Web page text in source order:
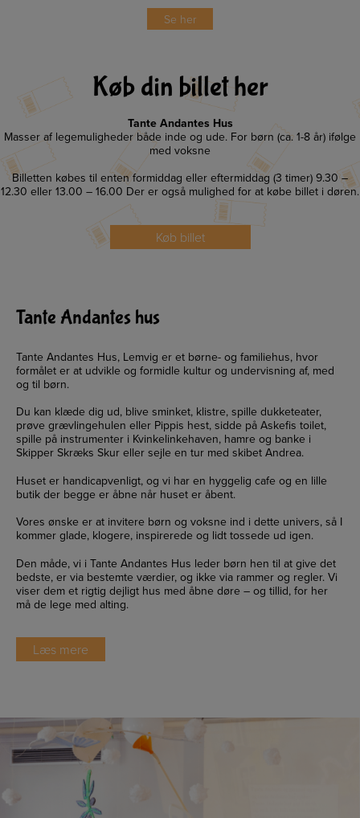
Se her
Køb din billet her
Tante Andantes Hus
Masser af legemuligheder både inde og ude. For børn (ca. 1-8 år) ifølge
med voksne
Billetten købes til enten formiddag eller eftermiddag (3 timer) 9.30 –
12.30 eller 13.00 – 16.00 Der er også mulighed for at købe billet i døren.
Køb billet
Tante Andantes hus
Tante Andantes Hus, Lemvig er et børne- og familiehus, hvor
formålet er at udvikle og formidle kultur og undervisning af, med
og til børn.
Du kan klæde dig ud, blive sminket, klistre, spille dukketeater,
prøve grævlingehulen eller Pippis hest, sidde på Askefis toilet,
spille på instrumenter i Kvinkelinkehaven, hamre og banke i
Skipper Skræks Skur eller sejle en tur med skibet Andrea.
Huset er handicapvenligt, og vi har en hyggelig cafe og en lille
butik der begge er åbne når huset er åbent.
Vores ønske er at invitere børn og voksne ind i dette univers, så I
kommer glade, klogere, inspirerede og lidt tossede ud igen.
Den måde, vi i Tante Andantes Hus leder børn hen til at give det
bedste, er via bestemte værdier, og ikke via rammer og regler. Vi
viser dem et rigtig dejligt hus med åbne døre – og tillid, for her
må de lege med alting.
Læs mere